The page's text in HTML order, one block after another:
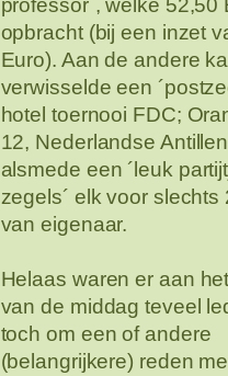
professor´, welke 52,50
opbracht (bij een inzet
Euro). Aan de andere
verwisselde een
hotel toernooi FDC;
12, Nederlandse
alsmede een ´leuk
zegels´ elk voor slechts
van eigenaar.
Helaas waren er aan
van de middag teveel
toch om een of andere
(belangrijkere) reden